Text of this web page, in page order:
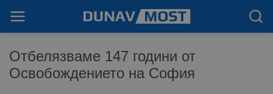
Отбелязваме 147 години от
Освобождението на София